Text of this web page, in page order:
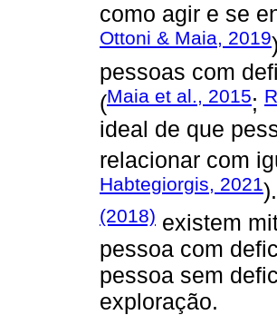
como agir e se
Ottoni & Maia, 2019
pessoas com
(Maia et al., 2015;
ideal de que
relacionar com
Habtegiorgis, 2021
(2018) existem
pessoa com
pessoa sem
exploração.